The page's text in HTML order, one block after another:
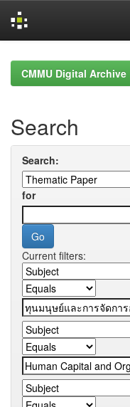
navigationCMMU Digital Archive
Search
Search:
for
Current filters: